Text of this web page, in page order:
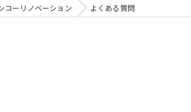
コーリノベーション よくある質問